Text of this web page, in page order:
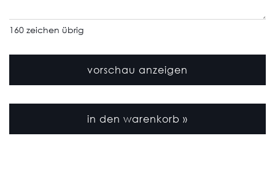
160 zeichen übrig
vorschau anzeigen
in den warenkorb »